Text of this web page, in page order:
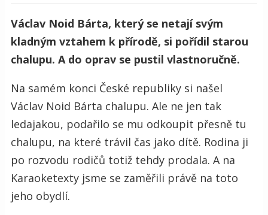
Václav Noid Bárta, který se netají svým
kladným vztahem k přírodě, si pořídil starou
chalupu. A do oprav se pustil vlastnoručně.
Na samém konci České republiky si našel
Václav Noid Bárta chalupu. Ale ne jen tak
ledajakou, podařilo se mu odkoupit přesně tu
chalupu, na které trávil čas jako dítě. Rodina ji
po rozvodu rodičů totiž tehdy prodala. A na
Karaoketexty jsme se zaměřili právě na toto
jeho obydlí.